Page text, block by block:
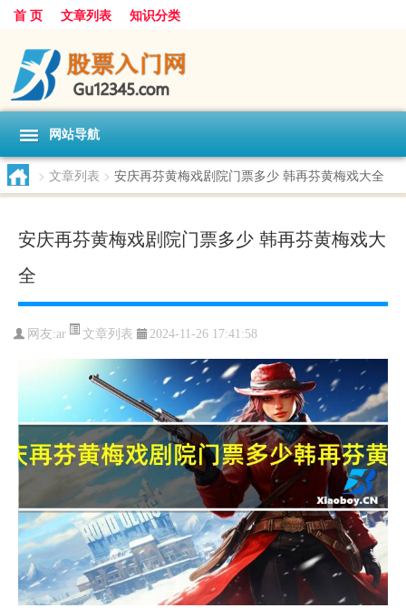
首 页 文章列表 知识分类
网站导航
> 文章列表 > 安庆再芬黄梅戏剧院门票多少 韩再芬黄梅戏大全
安庆再芬黄梅戏剧院门票多少 韩再芬黄梅戏大
全
网友:ar 文章列表 2024-11-26 17:41:58